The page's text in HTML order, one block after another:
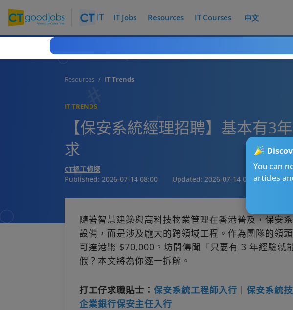
IT Jobs Resources IT Courses 中文
You can
articles
Resources IT Trends
IT TRENDS
【保安系統經理招聘】基本有3
求
CT搵工偵探
Published: 2026-07-14 08:00 Updated: 2026-07-14 08:00
隨著智慧建築與高科技物業管理在香港普及，保安
設備，而是涉及龐大的跨領域工程。作為團隊的領
可達港幣 $70,000。坊間傳聞「只要有 3 年經驗就
假？本文將為你逐一拆解。
打工仔求職貼士： 保安系統工程師入行 保安系統
企業銀行保安主任入行